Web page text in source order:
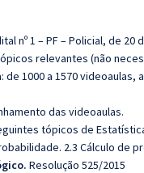
nº 1 – PF – Policial, de 20
relevantes (não
de 1000 a 1570 videoaulas,
das videoaulas.
tópicos de
2.3 Cálculo de
Resolução 525/2015